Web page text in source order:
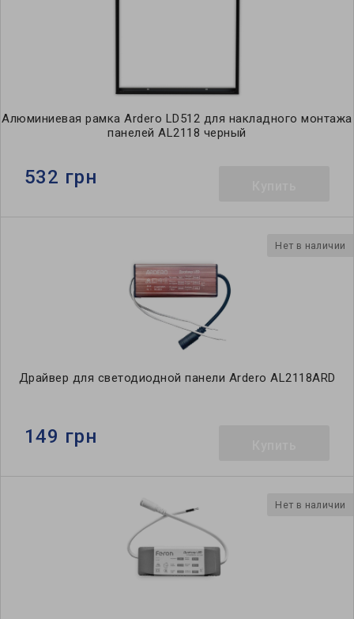
Алюминиевая рамка Ardero LD512 для накладного монтажа
панелей AL2118 черный
532 грн
Нет в наличии
Драйвер для светодиодной панели Ardero AL2118ARD
149 грн
Нет в наличии